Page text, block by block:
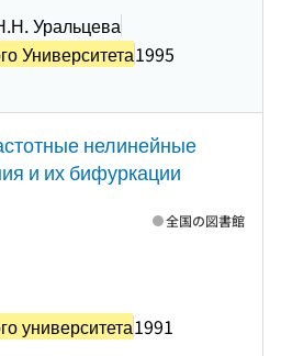
Уральцева
Университета1995
нелинейные
и их бифуркации
университета1991
全国の図書館